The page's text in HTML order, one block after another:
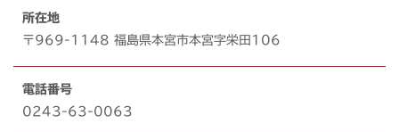
所在地
〒969-1148 福島県本宮市本宮字栄田106
電話番号
0243-63-0063